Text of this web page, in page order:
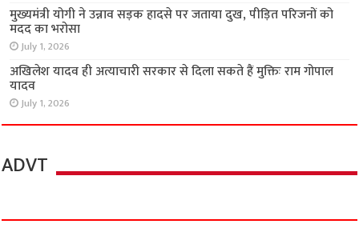
मुख्यमंत्री योगी ने उन्नाव सड़क हादसे पर जताया दुख, पीड़ित परिजनों को
मदद का भरोसा
July 1, 2026
अखिलेश यादव ही अत्याचारी सरकार से दिला सकते हैं मुक्तिः राम गोपाल
यादव
July 1, 2026
ADVT